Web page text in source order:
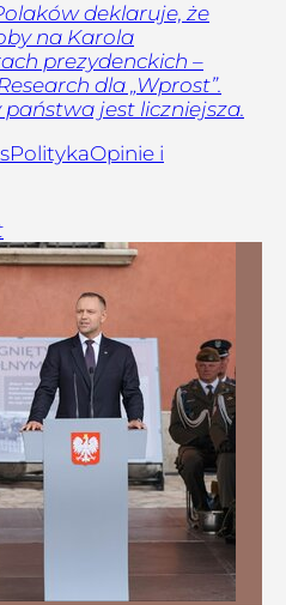
deklaruje, że
na Karola
prezydenckich –
dla „Wprost”.
jest liczniejsza.
PolitykaOpinie i